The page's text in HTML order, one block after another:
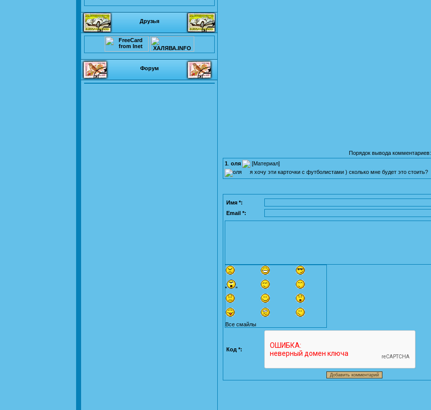
Друзья
Форум
Порядок вывода комментариев:
1 оля [Материал]
я хочу эти карточки с футболистами ) сколько мне будет это стоить?
Имя *:
Email *:
Все смайлы
Код *: